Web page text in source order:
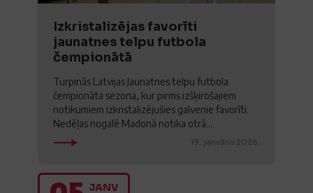
Izkristalizējas favorīti
jaunatnes telpu futbola
čempionātā
Turpinās Latvijas Jaunatnes telpu futbola
čempionāta sezona, kur pirms izšķirošajiem
notikumiem izkristalizējušies galvenie favorīti.
Nedēļas nogalē Madonā notika otrā...
19. janvāris 2026.
JANV